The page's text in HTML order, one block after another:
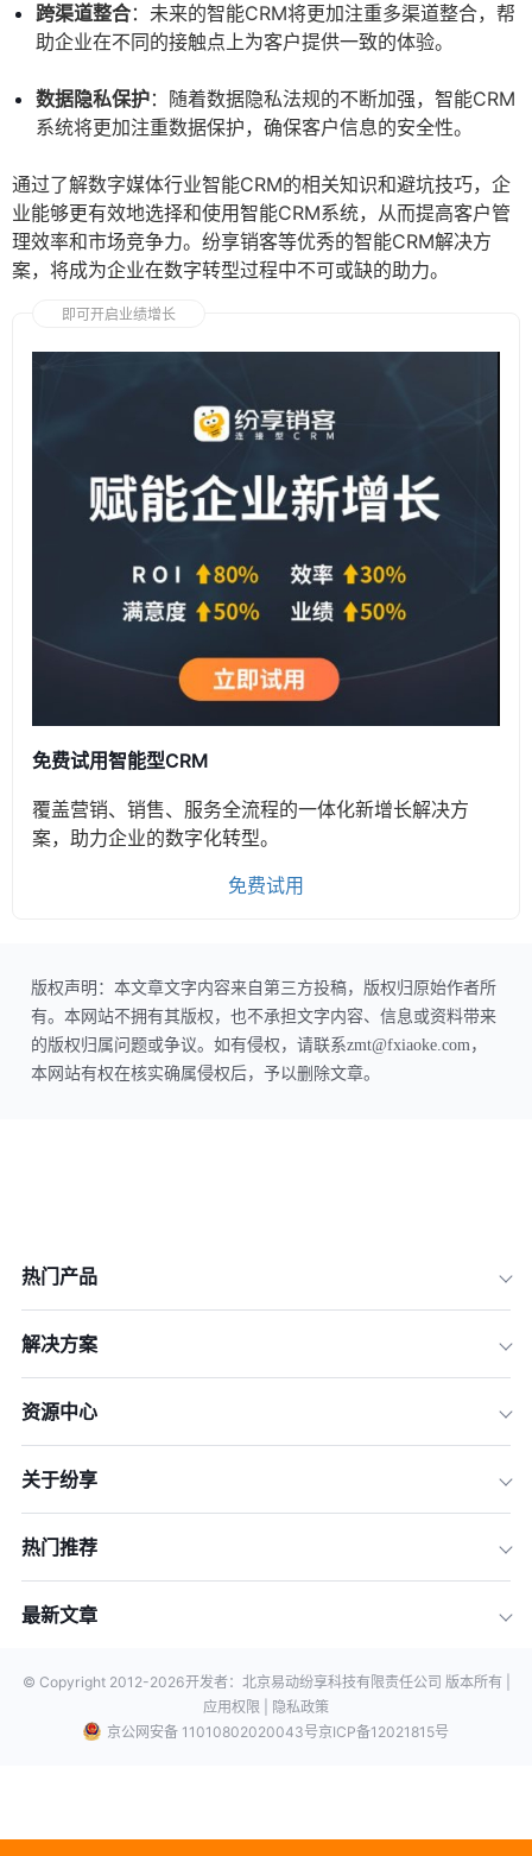
跨渠道整合：未来的智能CRM将更加注重多渠道整合，帮
助企业在不同的接触点上为客户提供一致的体验。
数据隐私保护：随着数据隐私法规的不断加强，智能CRM
系统将更加注重数据保护，确保客户信息的安全性。
通过了解数字媒体行业智能CRM的相关知识和避坑技巧，企
业能够更有效地选择和使用智能CRM系统，从而提高客户管
理效率和市场竞争力。纷享销客等优秀的智能CRM解决方
案，将成为企业在数字转型过程中不可或缺的助力。
即可开启业绩增长
免费试用智能型CRM
覆盖营销、销售、服务全流程的一体化新增长解决方
案，助力企业的数字化转型。
免费试用
版权声明：本文章文字内容来自第三方投稿，版权归原始作者所
有。本网站不拥有其版权，也不承担文字内容、信息或资料带来
的版权归属问题或争议。如有侵权，请联系zmt@fxiaoke.com，
本网站有权在核实确属侵权后，予以删除文章。
热门产品
解决方案
资源中心
关于纷享
热门推荐
最新文章
© Copyright 2012-2026开发者：北京易动纷享科技有限责任公司 版本所有 |
应用权限 |
隐私政策
京公网安备 11010802020043号京ICP备12021815号